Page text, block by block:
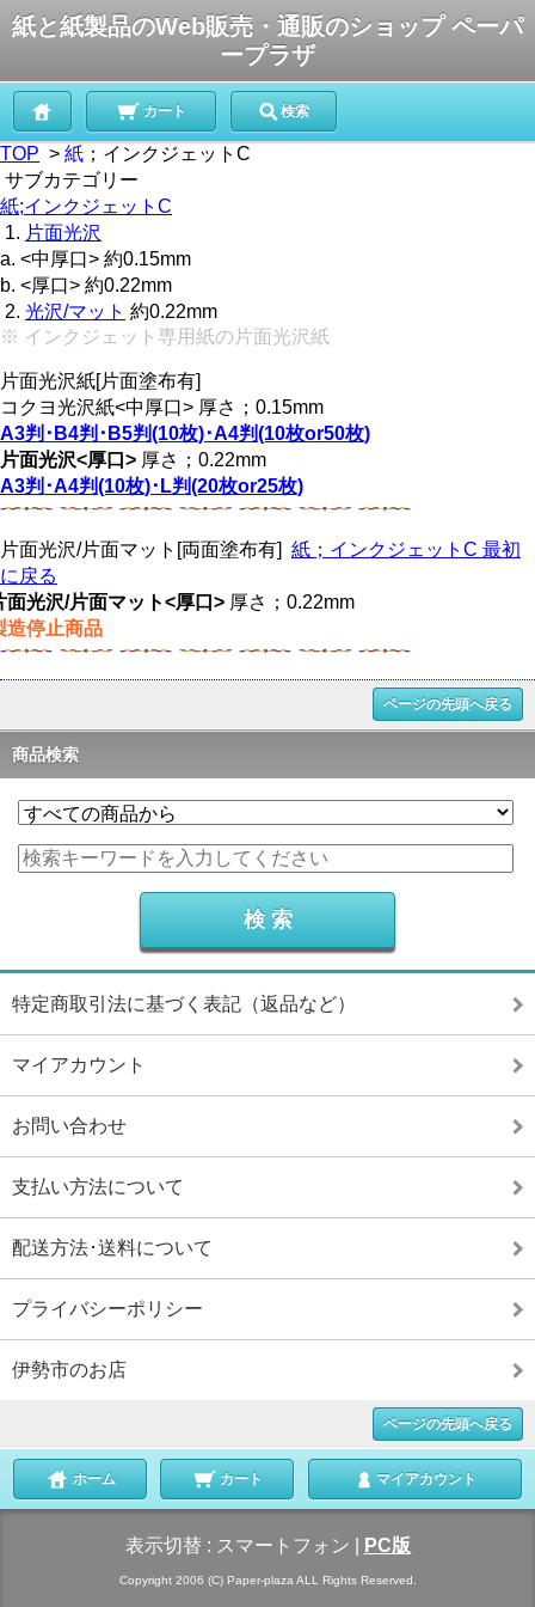
紙と紙製品のWeb販売・通販のショップ ペーパ
ープラザ
カート 検索
TOP > 紙 ；インクジェットC
サブカテゴリー
紙;インクジェットC
1. 片面光沢
a. <中厚口> 約0.15mm
b. <厚口> 約0.22mm
2. 光沢/マット 約0.22mm
※ インクジェット専用紙の片面光沢紙
片面光沢紙[片面塗布有]
コクヨ光沢紙<中厚口> 厚さ；0.15mm
A3判･B4判･B5判(10枚)･A4判(10枚or50枚)
片面光沢<厚口> 厚さ；0.22mm
A3判･A4判(10枚)･L判(20枚or25枚)
片面光沢/片面マット[両面塗布有] 紙；インクジェットC 最初
に戻る
面光沢/片面マット<厚口> 厚さ；0.22mm
造停止商品
ページの先頭へ戻る
商品検索
特定商取引法に基づく表記（返品など）
マイアカウント
お問い合わせ
支払い方法について
配送方法･送料について
プライバシーポリシー
伊勢市のお店
ページの先頭へ戻る
ホーム カート マイアカウント
表示切替 : スマートフォン PC版
Copyright 2006 (C) Paper-plaza ALL Rights Reserved.